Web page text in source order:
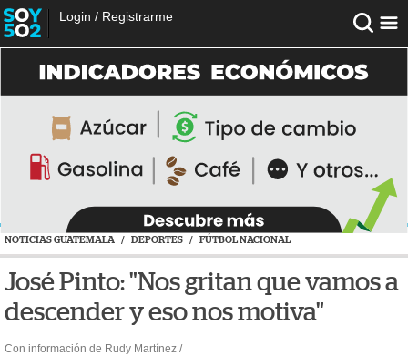
Login / Registrarme
NOTICIAS GUATEMALA / DEPORTES / FÚTBOL NACIONAL
José Pinto: "Nos gritan que vamos a
descender y eso nos motiva"
Con información de Rudy Martínez /